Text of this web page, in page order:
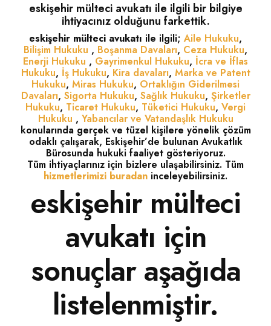
eskişehir mülteci avukatı ile ilgili bir bilgiye
ihtiyacınız olduğunu farkettik.
eskişehir mülteci avukatı ile ilgili;Aile Hukuku,
Bilişim Hukuku , Boşanma Davaları, Ceza Hukuku,
Enerji Hukuku , Gayrimenkul Hukuku, İcra ve İflas
Hukuku, İş Hukuku, Kira davaları, Marka ve Patent
Hukuku, Miras Hukuku, Ortaklığın Giderilmesi
Davaları, Sigorta Hukuku, Sağlık Hukuku, Şirketler
Hukuku, Ticaret Hukuku, Tüketici Hukuku, Vergi
Hukuku , Yabancılar ve Vatandaşlık Hukuku
konularında gerçek ve tüzel kişilere yönelik çözüm
odaklı çalışarak, Eskişehir’de bulunan Avukatlık
Bürosunda hukuki faaliyet gösteriyoruz.
Tüm ihtiyaçlarınız için bizlere ulaşabilirsiniz. Tüm
hizmetlerimizi buradan inceleyebilirsiniz.
eskişehir mülteci
avukatı için
sonuçlar aşağıda
listelenmiştir.